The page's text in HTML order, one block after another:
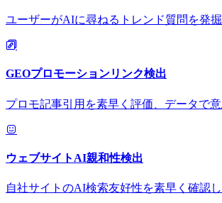
ユーザーがAIに尋ねるトレンド質問を発
GEOプロモーションリンク検出
プロモ記事引用を素早く評価、データで
ウェブサイトAI親和性検出
自社サイトのAI検索友好性を素早く確認